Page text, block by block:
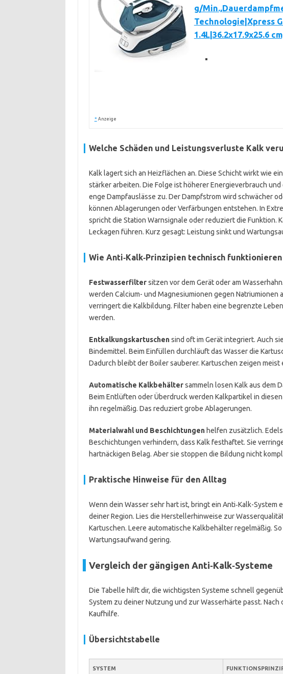
g/
Technologie|Xpress
1.4L|36.2x17.9x25.6
* Anzeige
Welche Schäden und Leistungsverluste Kalk
Kalk lagert sich an Heizflächen an. Diese Schicht wirkt wie
stärker arbeiten. Die Folge ist höherer Energieverbrauch
enge Dampfauslässe zu. Der Dampfstrom wird schwächer
können Ablagerungen oder Verfärbungen entstehen. In
spricht die Station Warnsignale oder reduziert die Funktion.
Leckagen führen. Kurz gesagt: Leistung sinkt und
Wie Anti‑Kalk‑Prinzipien technisch funktionieren
Festwasserfiltersitzen vor dem Gerät oder am
werden Calcium- und Magnesiumionen gegen Natriumionen
verringert die Kalkbildung. Filter haben eine begrenzte
werden.
Entkalkungskartuschensind oft im Gerät integriert. Auch
Bindemittel. Beim Einfüllen durchläuft das Wasser die
Dadurch bleibt der Boiler sauberer. Kartuschen zeigen meist
Automatische Kalkbehältersammeln losen Kalk aus dem
Beim Entlüften oder Überdruck werden Kalkpartikel in
ihn regelmäßig. Das reduziert grobe Ablagerungen.
Materialwahl und Beschichtungenhelfen zusätzlich.
Beschichtungen verhindern, dass Kalk festhaftet. Sie
hartnäckigen Belag. Aber sie stoppen die Bildung nicht
Praktische Hinweise für den Alltag
Wenn dein Wasser sehr hart ist, bringt ein Anti‑Kalk-System
deiner Region. Lies die Herstellerhinweise zur
Kartuschen. Leere automatische Kalkbehälter regelmäßig.
Wartungsaufwand gering.
Vergleich der gängigen Anti‑Kalk‑Systeme
Die Tabelle hilft dir, die wichtigsten Systeme schnell
System zu deiner Nutzung und zur Wasserhärte passt.
Kaufhilfe.
Übersichtstabelle
SYSTEM